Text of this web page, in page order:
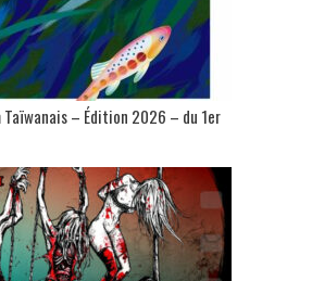
Taïwanais – Édition 2026 – du 1er